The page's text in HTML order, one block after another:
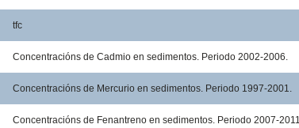
tfc
Concentracións de Cadmio en sedimentos. Periodo 2002-2006.
Concentracións de Mercurio en sedimentos. Periodo 1997-2001.
Concentracións de Fenantreno en sedimentos. Periodo 2007-2011.